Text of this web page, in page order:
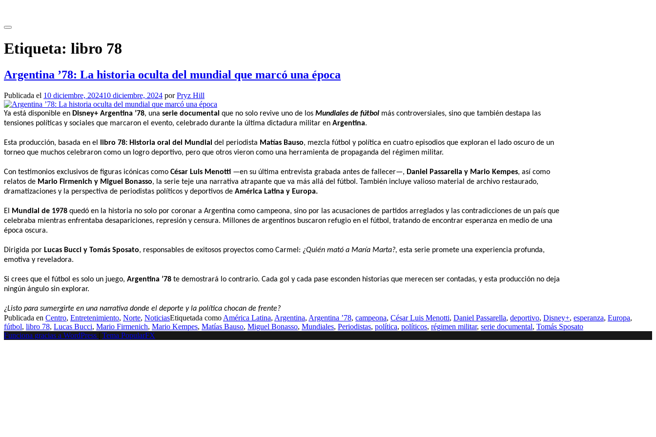
contenido
Etiqueta: libro 78
Argentina ’78: La historia oculta del mundial que marcó una época
Publicada el 10 diciembre, 202410 diciembre, 2024 porPryz Hill
Ya está disponible en Disney+ Argentina ’78, una serie documental que no solo revive uno de los Mundiales de fútbol más controversiales, sino que también destapa las
tensiones políticas y sociales que marcaron el evento, celebrado durante la última dictadura militar en Argentina.
Esta producción, basada en el libro 78: Historia oral del Mundial del periodista Matías Bauso, mezcla fútbol y política en cuatro episodios que exploran el lado oscuro de un
torneo que muchos celebraron como un logro deportivo, pero que otros vieron como una herramienta de propaganda del régimen militar.
Con testimonios exclusivos de figuras icónicas como César Luis Menotti —en su última entrevista grabada antes de fallecer—, Daniel Passarella y Mario Kempes, así como
relatos de Mario Firmenich y Miguel Bonasso, la serie teje una narrativa atrapante que va más allá del fútbol. También incluye valioso material de archivo restaurado,
dramatizaciones y la perspectiva de periodistas políticos y deportivos de América Latina y Europa.
El Mundial de 1978 quedó en la historia no solo por coronar a Argentina como campeona, sino por las acusaciones de partidos arreglados y las contradicciones de un país que
celebraba mientras enfrentaba desapariciones, represión y censura. Millones de argentinos buscaron refugio en el fútbol, tratando de encontrar esperanza en medio de una
época oscura.
Dirigida por Lucas Bucci y Tomás Sposato, responsables de exitosos proyectos como Carmel: ¿Quién mató a María Marta?, esta serie promete una experiencia profunda,
emotiva y reveladora.
Si crees que el fútbol es solo un juego, Argentina ’78 te demostrará lo contrario. Cada gol y cada pase esconden historias que merecen ser contadas, y esta producción no deja
ningún ángulo sin explorar.
¿Listo para sumergirte en una narrativa donde el deporte y la política chocan de frente?
Publicada en Centro, Entretenimiento, Norte, NoticiasEtiquetada como América Latina, Argentina, Argentina ’78, campeona, César Luis Menotti, Daniel Passarella, deportivo, Disney+, esperanza, Europa,
fútbol, libro 78, Lucas Bucci, Mario Firmenich, Mario Kempes, Matías Bauso, Miguel Bonasso, Mundiales, Periodistas, política, políticos, régimen militar, serie documental, Tomás Sposato
Funciona gracias a WordPress
Tema PopularFX